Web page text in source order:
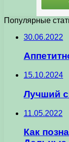
Популярные
30.06.2022
15.10.2024
Лучший
11.05.2022
Как